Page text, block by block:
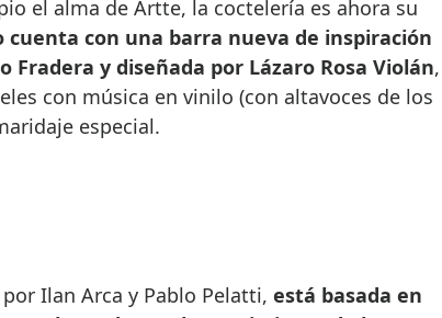
el alma de Artte, la coctelería es ahora su
cuenta con una barra nueva de inspiración
Fradera y diseñada por Lázaro Rosa Violán,
con música en vinilo (con altavoces de los
especial.
Ilan Arca y Pablo Pelatti, está basada en